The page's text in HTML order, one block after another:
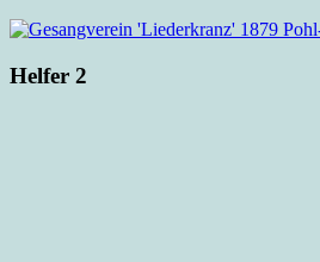
Helfer 2